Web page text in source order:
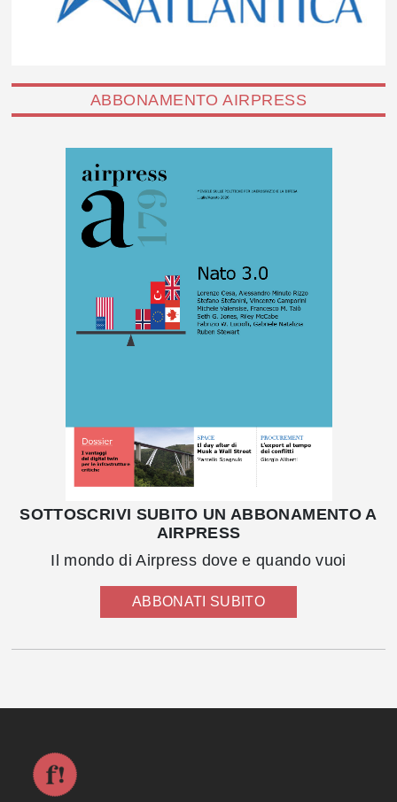
ABBONAMENTO AIRPRESS
SOTTOSCRIVI SUBITO UN ABBONAMENTO A
AIRPRESS
Il mondo di Airpress dove e quando vuoi
ABBONATI SUBITO